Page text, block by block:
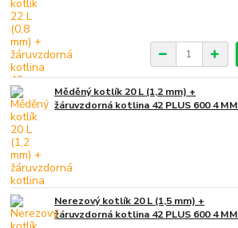
Měděný kotlík 20 L (1,2 mm) +
žáruvzdorná kotlina 42 PLUS 600 4 MM
Nerezový kotlík 20 L (1,5 mm) +
žáruvzdorná kotlina 42 PLUS 600 4 MM